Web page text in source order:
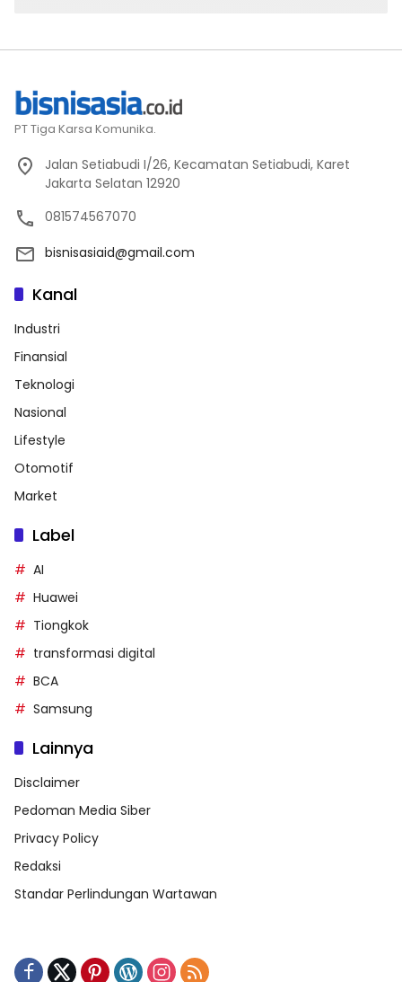
PT Tiga Karsa Komunika.
Jalan Setiabudi I/26, Kecamatan Setiabudi, Karet
Jakarta Selatan 12920
081574567070
bisnisasiaid@gmail.com
Kanal
Industri
Finansial
Teknologi
Nasional
Lifestyle
Otomotif
Market
Label
AI
Huawei
Tiongkok
transformasi digital
BCA
Samsung
Lainnya
Disclaimer
Pedoman Media Siber
Privacy Policy
Redaksi
Standar Perlindungan Wartawan